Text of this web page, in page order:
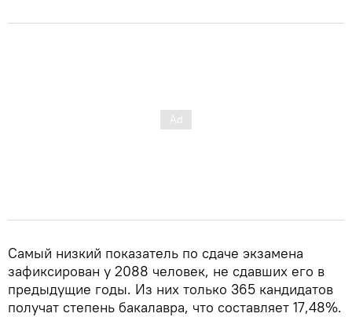
Самый низкий показатель по сдаче экзамена
зафиксирован у 2088 человек, не сдавших его в
предыдущие годы. Из них только 365 кандидатов
получат степень бакалавра, что составляет 17,48%.